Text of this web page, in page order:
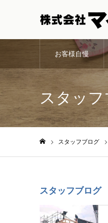
お客様自慢
スタッ
スタッフブログ
スタッフブログ